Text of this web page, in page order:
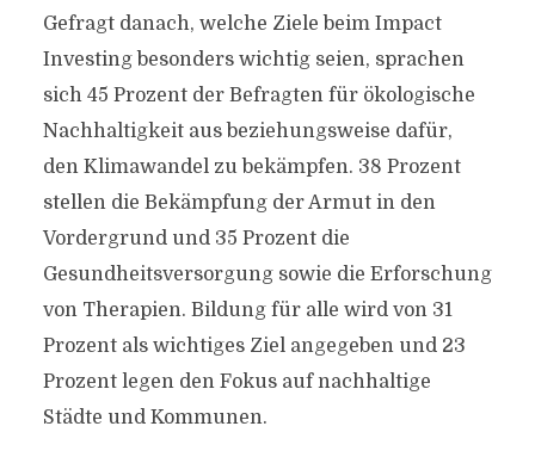
Gefragt danach, welche Ziele beim Impact
Investing besonders wichtig seien, sprachen
sich 45 Prozent der Befragten für ökologische
Nachhaltigkeit aus beziehungsweise dafür,
den Klimawandel zu bekämpfen. 38 Prozent
stellen die Bekämpfung der Armut in den
Vordergrund und 35 Prozent die
Gesundheitsversorgung sowie die Erforschung
von Therapien. Bildung für alle wird von 31
Prozent als wichtiges Ziel angegeben und 23
Prozent legen den Fokus auf nachhaltige
Städte und Kommunen.